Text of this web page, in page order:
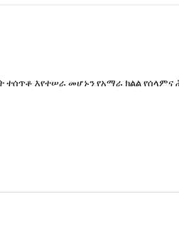
ተሰጥቶ እየተሠራ መሆኑን የአማራ ክልል የሰላምና